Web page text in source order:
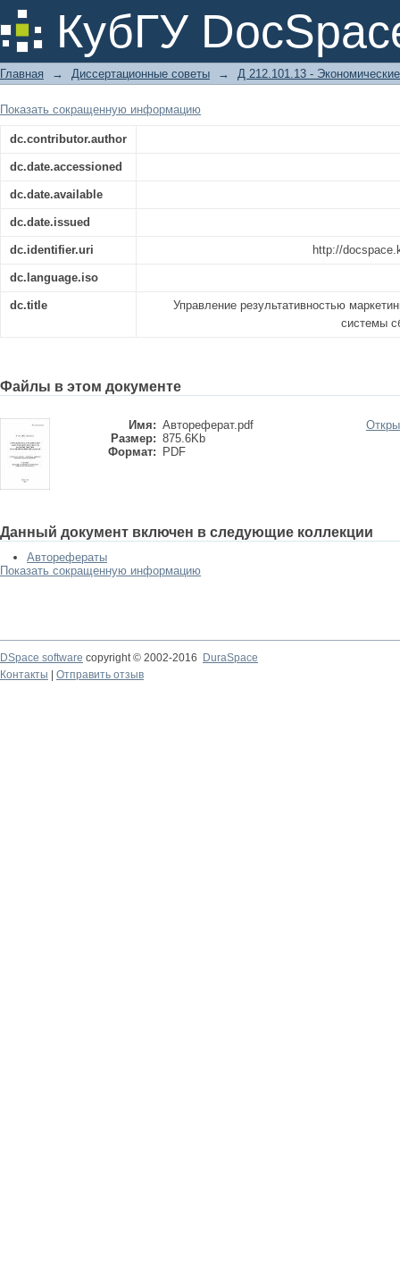
КубГУ
Управление результативностью
системы сбалансированных
Главная → Диссертационные советы → Д 212.101.13 -
Показать сокращенную информацию
dc.contributor.author
dc.date.accessioned
dc.date.available
dc.date.issued
dc.identifier.uri http://
dc.language.iso
dc.title
Управление результативностью
системы
Файлы в этом документе
Имя: Автореферат.pdf
Размер: 875.6Kb
Формат:
PDF
Данный документ включен в следующие коллекции
Авторефераты
Показать сокращенную информацию
DSpace software copyright © 2002-2016
DuraSpace
Контакты
Отправить отзыв